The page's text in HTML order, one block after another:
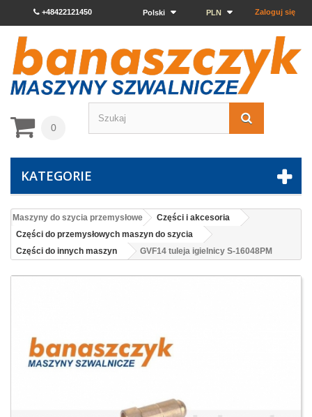
Zaloguj się
PLN
Polski
+48422121450
0
KATEGORIE
Maszyny do szycia przemysłowe
Części i akcesoria
Części do przemysłowych maszyn do szycia
Części do innych maszyn
GVF14 tuleja igielnicy S-16048PM